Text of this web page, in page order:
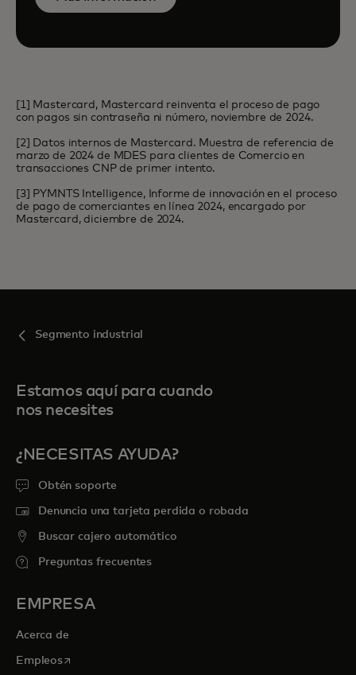
[1] Mastercard, Mastercard reinventa el proceso de pago
con pagos sin contraseña ni número, noviembre de 2024.
[2] Datos internos de Mastercard. Muestra de referencia de
marzo de 2024 de MDES para clientes de Comercio en
transacciones CNP de primer intento.
[3] PYMNTS Intelligence, Informe de innovación en el proceso
de pago de comerciantes en línea 2024, encargado por
Mastercard, diciembre de 2024.
Segmento industrial
Estamos aquí para cuando
nos necesites
¿NECESITAS AYUDA?
Obtén soporte
Denuncia una tarjeta perdida o robada
Buscar cajero automático
Preguntas frecuentes
EMPRESA
Acerca de
Empleosse abre en una pestaña nueva